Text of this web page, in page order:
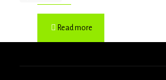
Read more